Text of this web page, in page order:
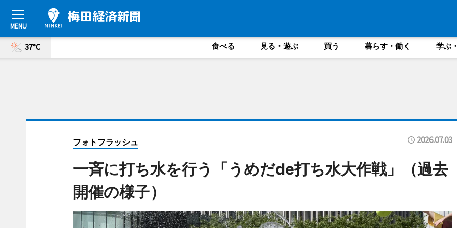
37°C 食べる 見る・遊ぶ 買う 暮らす・働く 学ぶ
フォトフラッシュ 2026.07.03
一斉に打ち水を行う「うめだde打ち水大作戦」（過去
開催の様子）